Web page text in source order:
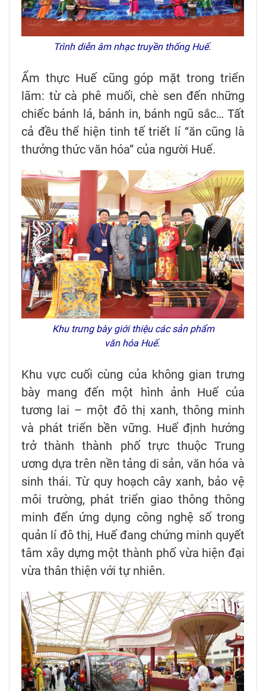
Trình diễn âm nhạc truyền thống Huế.
Ẩm thực Huế cũng góp mặt trong triển
lãm: từ cà phê muối, chè sen đến những
chiếc bánh lá, bánh in, bánh ngũ sắc… Tất
cả đều thể hiện tinh tế triết lí “ăn cũng là
thưởng thức văn hóa” của người Huế.
Khu trưng bày giới thiệu các sản phẩm
văn hóa Huế.
Khu vực cuối cùng của không gian trưng
bày mang đến một hình ảnh Huế của
tương lai – một đô thị xanh, thông minh
và phát triển bền vững. Huế định hướng
trở thành thành phố trực thuộc Trung
ương dựa trên nền tảng di sản, văn hóa và
sinh thái. Từ quy hoạch cây xanh, bảo vệ
môi trường, phát triển giao thông thông
minh đến ứng dụng công nghệ số trong
quản lí đô thị, Huế đang chứng minh quyết
tâm xây dựng một thành phố vừa hiện đại
vừa thân thiện với tự nhiên.